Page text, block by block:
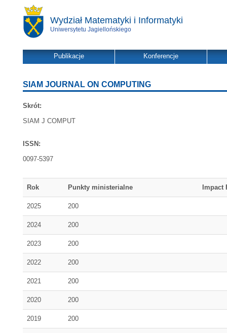
Wydział Matematyki i Informatyki
Uniwersytetu Jagiellońskiego
Publikacje Konferencje
SIAM JOURNAL ON COMPUTING
Skrót:
SIAM J COMPUT
ISSN:
0097-5397
Rok Punkty ministerialne Impact
2025 200
2024 200
2023 200
2022 200
2021 200
2020 200
2019 200